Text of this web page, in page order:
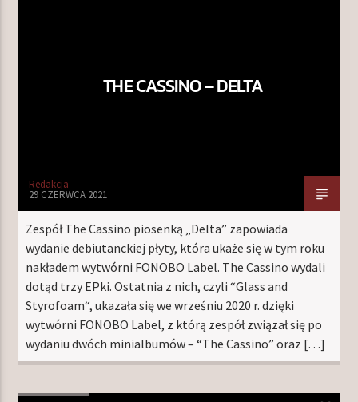
THE CASSINO – DELTA
Redakcja
29 CZERWCA 2021
Zespół The Cassino piosenką „Delta” zapowiada
wydanie debiutanckiej płyty, która ukaże się w tym roku
nakładem wytwórni FONOBO Label. The Cassino wydali
dotąd trzy EPki. Ostatnia z nich, czyli “Glass and
Styrofoam“, ukazała się we wrześniu 2020 r. dzięki
wytwórni FONOBO Label, z którą zespół związał się po
wydaniu dwóch minialbumów – “The Cassino” oraz […]